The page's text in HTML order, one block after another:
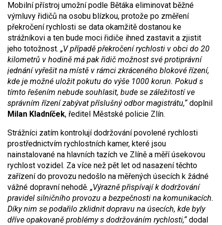
Mobilní přístroj umožní podle Bětáka eliminovat běžné
výmluvy řidičů na osobu blízkou, protože po změření
překročení rychlosti se data okamžitě dostanou ke
strážníkovi a ten bude moci řidiče ihned zastavit a zjistit
jeho totožnost. „V případě překročení rychlosti v obci do 20
kilometrů v hodině má pak řidič možnost své protiprávní
jednání vyřešit na místě v rámci zkráceného blokové řízení,
kde je možné uložit pokutu do výše 1000 korun. Pokud s
tímto řešením nebude souhlasit, bude se záležitostí ve
správním řízení zabývat příslušný odbor magistrátu,“doplnil
Milan Kladníček, ředitel Městské policie Zlín.
Strážníci zatím kontrolují dodržování povolené rychlosti
prostřednictvím rychlostních kamer, které jsou
nainstalované na hlavních tazích ve Zlíně a měří úsekovou
rychlost vozidel. Za více než pět let od nasazení těchto
zařízení do provozu nedošlo na měřených úsecích k žádné
vážné dopravní nehodě. „Výrazně přispívají k dodržování
pravidel silničního provozu a bezpečnosti na komunikacích.
Díky nim se podařilo zklidnit dopravu na úsecích, kde byly
dříve opakovaně problémy s dodržováním rychlosti,“dodal